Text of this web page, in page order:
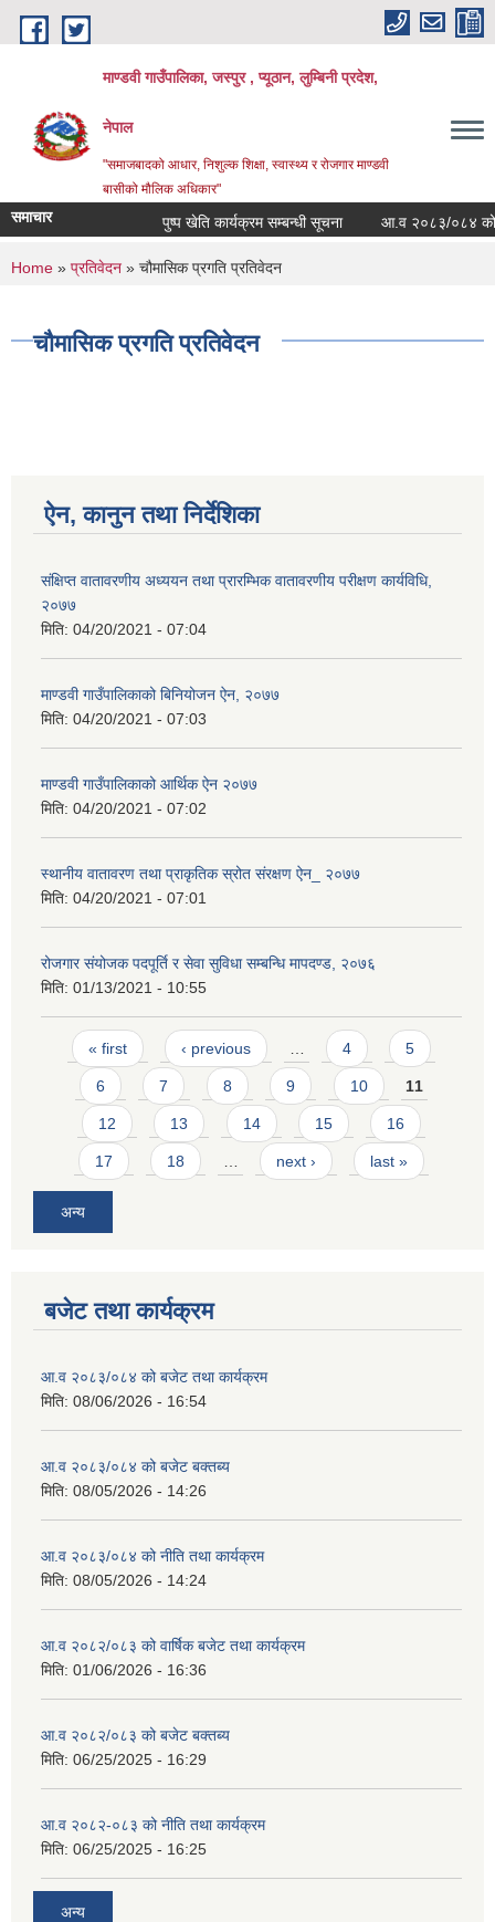
Skip to main content
माण्डवी गाउँपालिका, जस्पुर , प्यूठान, लुम्बिनी प्रदेश,
नेपाल
"समाजबादको आधार, निशुल्क शिक्षा, स्वास्थ्य र रोजगार माण्डवी
बासीको मौलिक अधिकार"
समाचार पुष्प खेति कार्यक्रम सम्बन्धी सूचना आ.व २०८३/०८४ को
You are here
Home » प्रतिवेदन » चौमासिक प्रगति प्रतिवेदन
चौमासिक प्रगति प्रतिवेदन
ऐन, कानुन तथा निर्देशिका
संक्षिप्त वातावरणीय अध्ययन तथा प्रारम्भिक वातावरणीय परीक्षण कार्यविधि,
२०७७
मिति: 04/20/2021 - 07:04
माण्डवी गाउँपालिकाको बिनियोजन ऐन, २०७७
मिति: 04/20/2021 - 07:03
माण्डवी गाउँपालिकाको आर्थिक ऐन २०७७
मिति: 04/20/2021 - 07:02
स्थानीय वातावरण तथा प्राकृतिक स्रोत संरक्षण ऐन_ २०७७
मिति: 04/20/2021 - 07:01
रोजगार संयोजक पदपूर्ति र सेवा सुविधा सम्बन्धि मापदण्ड, २०७६
मिति: 01/13/2021 - 10:55
Pages
« first ‹ previous 4 5
6 7 8 9 10 11
12 13 14 15 16
17 18 next › last »
अन्य
बजेट तथा कार्यक्रम
आ.व २०८३/०८४ को बजेट तथा कार्यक्रम
मिति: 08/06/2026 - 16:54
आ.व २०८३/०८४ को बजेट बक्तब्य
मिति: 08/05/2026 - 14:26
आ.व २०८३/०८४ को नीति तथा कार्यक्रम
मिति: 08/05/2026 - 14:24
आ.व २०८२/०८३ को वार्षिक बजेट तथा कार्यक्रम
मिति: 01/06/2026 - 16:36
आ.व २०८२/०८३ को बजेट बक्तब्य
मिति: 06/25/2025 - 16:29
आ.व २०८२-०८३ को नीति तथा कार्यक्रम
मिति: 06/25/2025 - 16:25
अन्य